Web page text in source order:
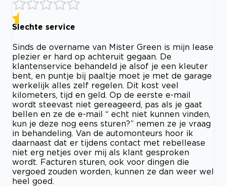
Slechte service
Sinds de overname van Mister Green is mijn lease
plezier er hard op achteruit gegaan. De
klantenservice behandeld je alsof je een kleuter
bent, en puntje bij paaltje moet je met de garage
werkelijk alles zelf regelen. Dit kost veel
kilometers, tijd en geld. Op de eerste e-mail
wordt steevast niet gereageerd, pas als je gaat
bellen en ze de e-mail “ echt niet kunnen vinden,
kun je deze nog eens sturen?” nemen ze je vraag
in behandeling. Van de automonteurs hoor ik
daarnaast dat er tijdens contact met rebellease
niet erg netjes over mij als klant gesproken
wordt. Facturen sturen, ook voor dingen die
vergoed zouden worden, kunnen ze dan weer wel
heel goed.